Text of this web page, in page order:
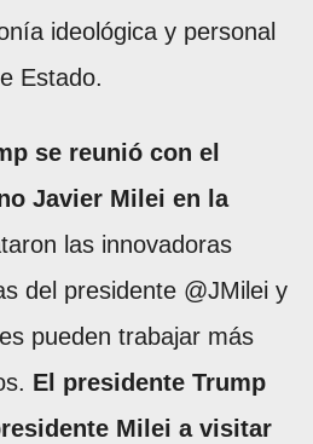
ideológica y personal
Estado.
se reunió con el
Javier Milei en la
las innovadoras
del presidente @JMilei y
pueden trabajar más
El presidente Trump
Milei a visitar